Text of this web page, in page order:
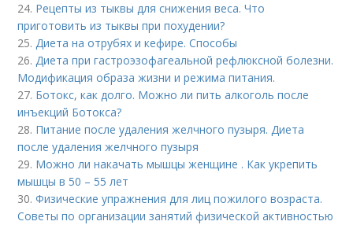
24. Рецепты из тыквы для снижения веса. Что
приготовить из тыквы при похудении?
25.Диета на отрубях и кефире. Способы
26.Диета при гастроэзофагеальной рефлюксной болезни.
Модификация образа жизни и режима питания.
27. Ботокс, как долго. Можно ли пить алкоголь после
инъекций Ботокса?
28. Питание после удаления желчного пузыря. Диета
после удаления желчного пузыря
29. Можно ли накачать мышцы женщине . Как укрепить
мышцы в 50 – 55 лет
30.Физические упражнения для лиц пожилого возраста.
Советы по организации занятий физической активностью